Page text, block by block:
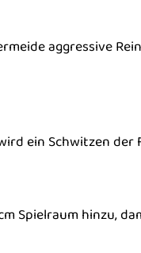
aggressive
ein Schwitzen der
Spielraum hinzu,